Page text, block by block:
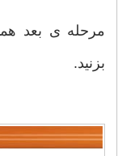
بزنید.